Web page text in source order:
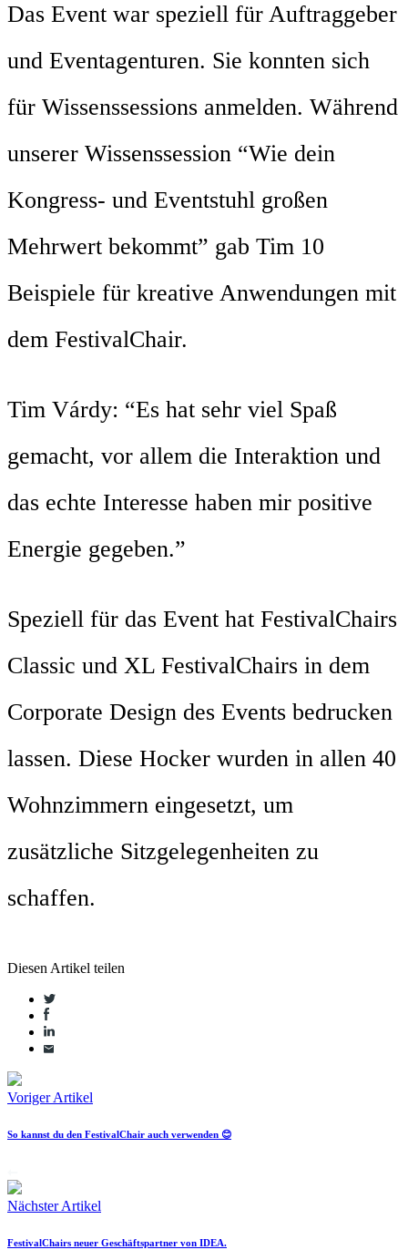
Das Event war speziell für Auftraggeber
und Eventagenturen. Sie konnten sich
für Wissenssessions anmelden. Während
unserer Wissenssession “Wie dein
Kongress- und Eventstuhl großen
Mehrwert bekommt” gab Tim 10
Beispiele für kreative Anwendungen mit
dem FestivalChair.
Tim Várdy: “Es hat sehr viel Spaß
gemacht, vor allem die Interaktion und
das echte Interesse haben mir positive
Energie gegeben.”
Speziell für das Event hat FestivalChairs
Classic und XL FestivalChairs in dem
Corporate Design des Events bedrucken
lassen. Diese Hocker wurden in allen 40
Wohnzimmern eingesetzt, um
zusätzliche Sitzgelegenheiten zu
schaffen.
Diesen Artikel teilen
Voriger Artikel
So kannst du den FestivalChair auch verwenden 😊
Nächster Artikel
FestivalChairs neuer Geschäftspartner von IDEA.